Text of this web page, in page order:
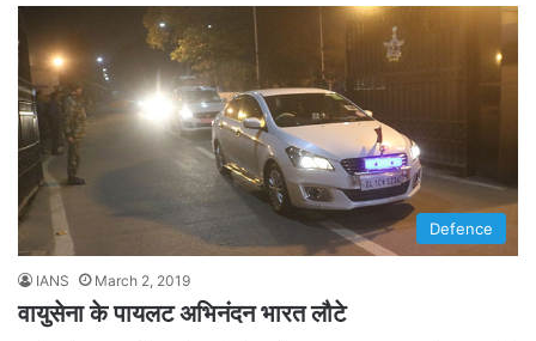
Defence
IANS March 2, 2019
वायुसेना के पायलट अभिनंदन भारत लौटे